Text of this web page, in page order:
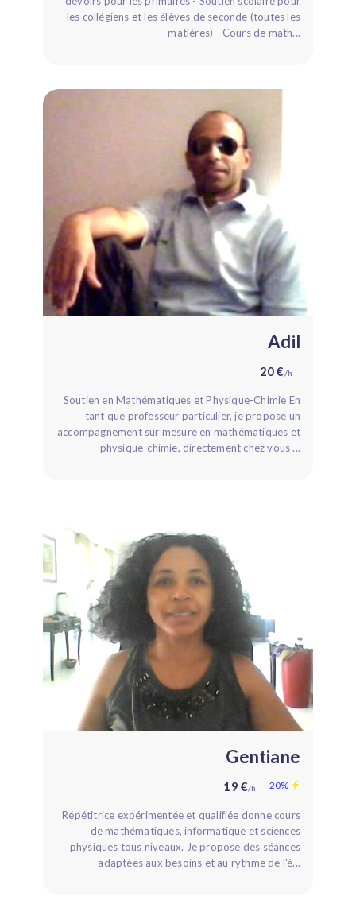
les collégiens et les élèves de seconde (toutes les
matières) - Cours de math...
adil
20 €/h
Soutien en Mathématiques et Physique-Chimie En
tant que professeur particulier, je propose un
accompagnement sur mesure en mathématiques et
physique-chimie, directement chez vous ...
Gentiane
19 €/h - 20%
Répétitrice expérimentée et qualifiée donne cours
de mathématiques, informatique et sciences
physiques tous niveaux. Je propose des séances
adaptées aux besoins et au rythme de l'é...